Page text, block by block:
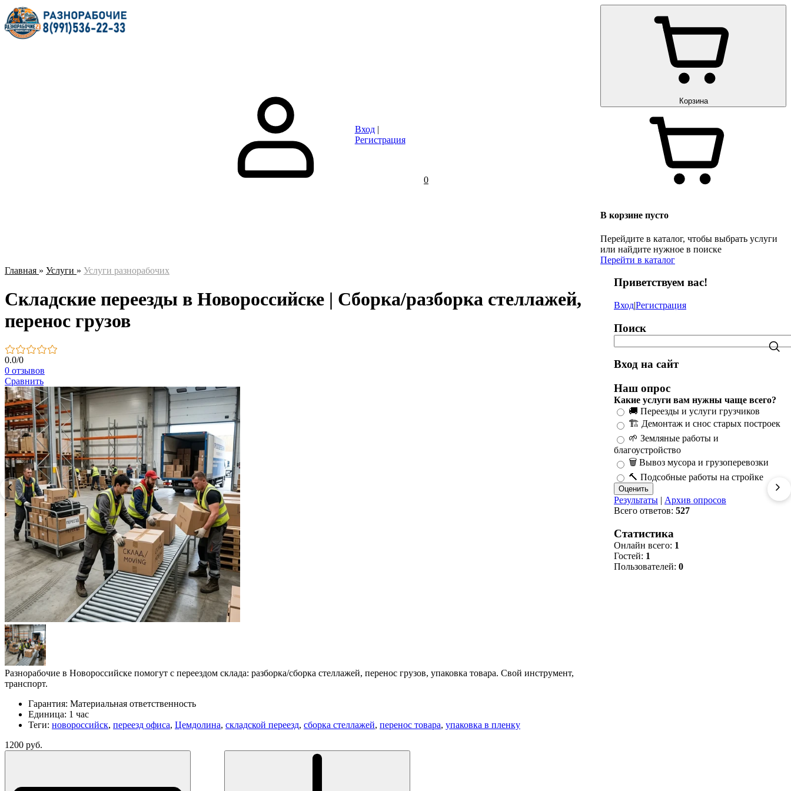
Вход|
Регистрация
0
Корзина
В корзине пусто
Перейдите в каталог, чтобы выбрать услуги
или найдите нужное в поиске
Перейти в каталог
Главная » Услуги » Услуги разнорабочих
Складские переезды в Новороссийске | Сборка/разборка стеллажей,
перенос грузов
0.0/0
0 отзывов
Сравнить
Разнорабочие в Новороссийске помогут с переездом склада: разборка/сборка стеллажей, перенос грузов, упаковка товара. Свой инструмент,
транспорт.
Гарантия: Материальная ответственность
Единица: 1 час
Теги: новороссийск, переезд офиса, Цемдолина, складской переезд, сборка стеллажей, перенос товара, упаковка в пленку
1200 руб.
Приветствуем вас!
Вход|Регистрация
Поиск
Вход на сайт
Наш опрос
Какие услуги вам нужны чаще всего?
🚚 Переезды и услуги грузчиков
🏗️ Демонтаж и снос старых построек
🌱 Земляные работы и
благоустройство
🗑️ Вывоз мусора и грузоперевозки
🔨 Подсобные работы на стройке
Результаты | Архив опросов
Всего ответов: 527
Статистика
Онлайн всего: 1
Гостей: 1
Пользователей: 0